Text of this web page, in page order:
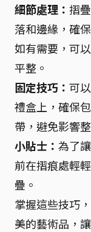
細節處理： 摺
落和邊緣，確
如有需要，可
平整。
固定技巧： 可
禮盒上，確保
帶，避免影響
小貼士： 為了
前在摺痕處輕
疊。
掌握這些技巧
美的藝術品，